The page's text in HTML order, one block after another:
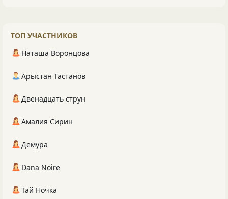
ТОП УЧАСТНИКОВ
Наташа Воронцова
Арыстан Тастанов
Двенадцать струн
Амалия Сирин
Демура
Dana Noire
Тай Ночка